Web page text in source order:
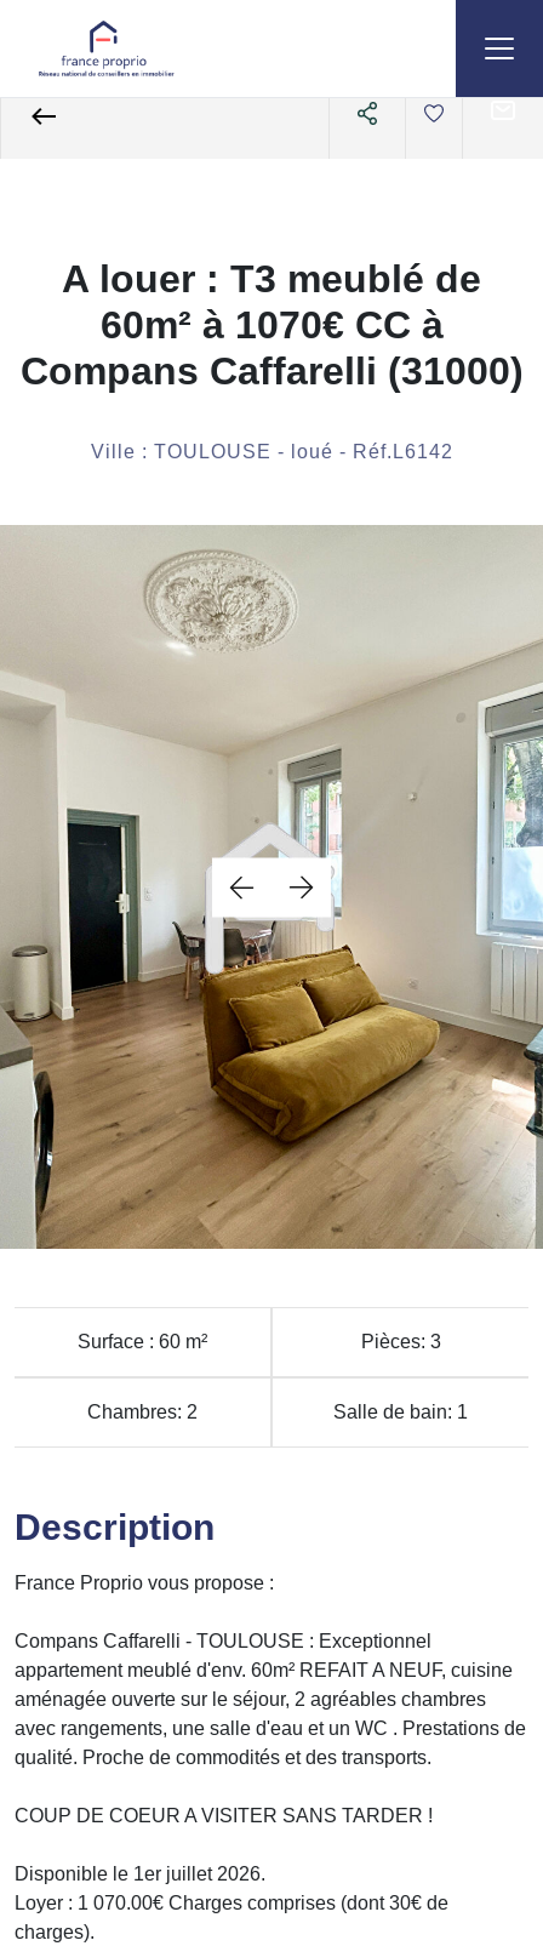
Appartements
A louer : T3 meublé de
60m² à 1070€ CC à
Compans Caffarelli (31000)
Ville : TOULOUSE - loué - Réf.L6142
Surface : 60 m² Pièces: 3
Chambres: 2 Salle de bain: 1
Description
France Proprio vous propose :
Compans Caffarelli - TOULOUSE : Exceptionnel
appartement meublé d'env. 60m² REFAIT A NEUF, cuisine
aménagée ouverte sur le séjour, 2 agréables chambres
avec rangements, une salle d'eau et un WC . Prestations de
qualité. Proche de commodités et des transports.
COUP DE COEUR A VISITER SANS TARDER !
Disponible le 1er juillet 2026.
Loyer : 1 070.00€ Charges comprises (dont 30€ de
charges).